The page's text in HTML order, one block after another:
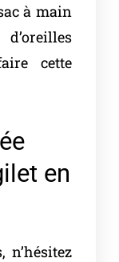
à main
cette
en
n’hésitez